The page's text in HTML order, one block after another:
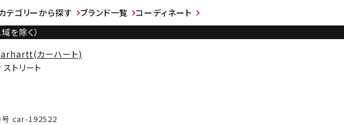
テゴリーから探す ブランド一覧
コーディネート
を除く）
カーハート)
トリート
car-192522